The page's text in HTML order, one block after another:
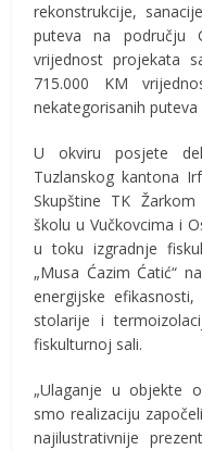
rekonstrukcije,
puteva na području
vrijednost projekata
715.000 KM
nekategorisanih
U okviru posjete
Tuzlanskog kantona
Skupštine TK
školu u Vučkovcima i
u toku izgradnje
„Musa Ćazim Ćatić“
energijske
stolarije i
fiskulturnoj sali.
„Ulaganje u objekte
smo realizaciju
najilustrativnije